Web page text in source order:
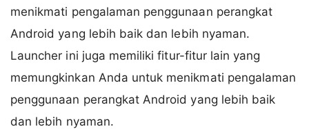
menikmati pengalaman penggunaan perangkat
Android yang lebih baik dan lebih nyaman.
Launcher ini juga memiliki fitur-fitur lain yang
memungkinkan Anda untuk menikmati pengalaman
penggunaan perangkat Android yang lebih baik
dan lebih nyaman.